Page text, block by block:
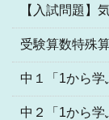
【入試問題】
受験算数特殊
中１「1から学
中２「1から学